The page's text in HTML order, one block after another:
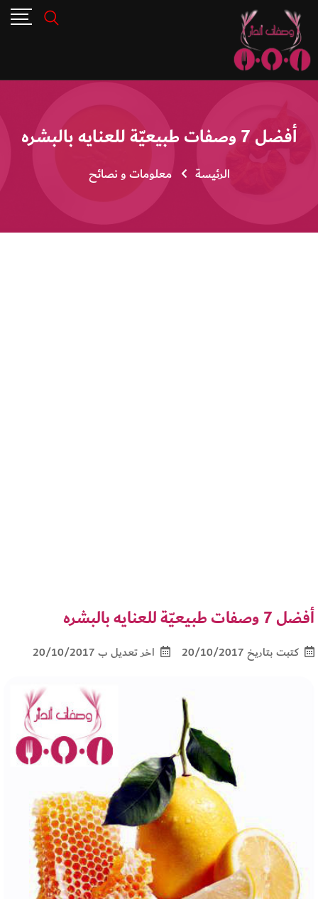
أفضل 7 وصفات طبيعيّة للعنايه بالبشره
الرئيسة معلومات و نصائح
أفضل 7 وصفات طبيعيّة للعنايه بالبشره
كتبت بتاريخ 20/10/2017 اخر تعديل ب 20/10/2017